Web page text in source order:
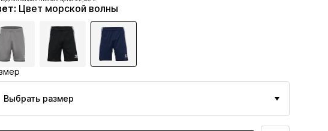
самая низкая цена:22,46 €
: Цвет морской волны
Выбрать размер